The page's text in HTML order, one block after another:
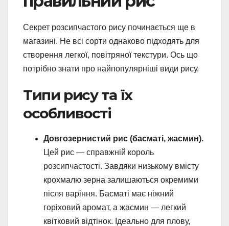
Секрет розсипчастого рису починається ще в
магазині. Не всі сорти однаково підходять для
створення легкої, повітряної текстури. Ось що
потрібно знати про найпопулярніші види рису.
Типи рису та їх
особливості
Довгозернистий рис (басматі, жасмин).
Цей рис — справжній король
розсипчастості. Завдяки низькому вмісту
крохмалю зерна залишаються окремими
після варіння. Басматі має ніжний
горіховий аромат, а жасмин — легкий
квітковий відтінок. Ідеально для плову,